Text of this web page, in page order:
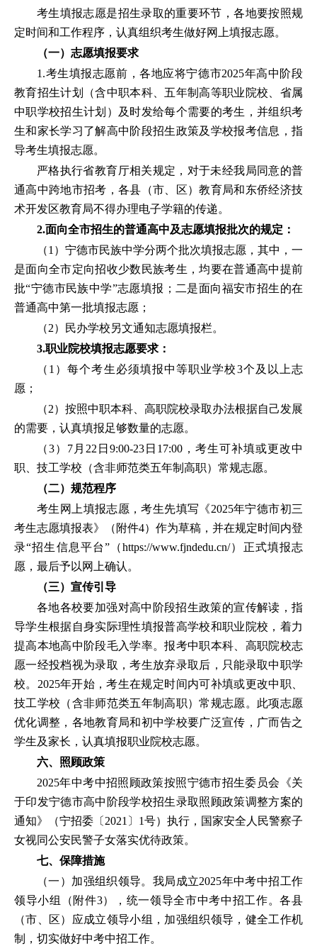
考生填报志愿是招生录取的重要环节，各地要按照规
定时间和工作程序，认真组织考生做好网上填报志愿。
（一）志愿填报要求
1.考生填报志愿前，各地应将宁德市2025年高中阶段
教育招生计划（含中职本科、五年制高等职业院校、省属
中职学校招生计划）及时发给每个需要的考生，并组织考
生和家长学习了解高中阶段招生政策及学校报考信息，指
导考生填报志愿。
严格执行省教育厅相关规定，对于未经我局同意的普
通高中跨地市招考，各县（市、区）教育局和东侨经济技
术开发区教育局不得办理电子学籍的传递。
2.面向全市招生的普通高中及志愿填报批次的规定：
（1）宁德市民族中学分两个批次填报志愿，其中，一
是面向全市定向招收少数民族考生，均要在普通高中提前
批“宁德市民族中学”志愿填报；二是面向福安市招生的在
普通高中第一批填报志愿；
（2）民办学校另文通知志愿填报栏。
3.职业院校填报志愿要求：
（1）每个考生必须填报中等职业学校3个及以上志
愿；
（2）按照中职本科、高职院校录取办法根据自己发展
的需要，认真填报足够数量的志愿。
（3）7月22日9:00-23日17:00，考生可补填或更改中
职、技工学校（含非师范类五年制高职）常规志愿。
（二）规范程序
考生网上填报志愿，考生先填写《2025年宁德市初三
考生志愿填报表》（附件4）作为草稿，并在规定时间内登
录“招生信息平台”（https://www.fjndedu.cn/）正式填报志
愿，最后予以网上确认。
（三）宣传引导
各地各校要加强对高中阶段招生政策的宣传解读，指
导学生根据自身实际理性填报普高学校和职业院校，着力
提高本地高中阶段毛入学率。报考中职本科、高职院校志
愿一经投档视为录取，考生放弃录取后，只能录取中职学
校。2025年开始，考生在规定时间内可补填或更改中职、
技工学校（含非师范类五年制高职）常规志愿。此项志愿
优化调整，各地教育局和初中学校要广泛宣传，广而告之
学生及家长，认真填报职业院校志愿。
六、照顾政策
2025年中考中招照顾政策按照宁德市招生委员会《关
于印发宁德市高中阶段学校招生录取照顾政策调整方案的
通知》（宁招委〔2021〕1号）执行，国家安全人民警察子
女视同公安民警子女落实优待政策。
七、保障措施
（一）加强组织领导。我局成立2025年中考中招工作
领导小组（附件3），统一领导全市中考中招工作。各县
（市、区）应成立领导小组，加强组织领导，健全工作机
制，切实做好中考中招工作。